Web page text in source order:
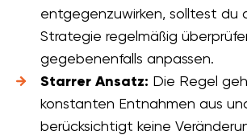
entgegenzuwirken, solltest du
Strategie regelmäßig
gegebenenfalls anpassen.
Starrer Ansatz: Die Regel
konstanten Entnahmen aus
berücksichtigt keine